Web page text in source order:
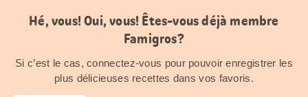
Hé, vous! Oui, vous! Êtes-vous déjà membre
Famigros?
Si c’est le cas, connectez-vous pour pouvoir enregistrer les
plus délicieuses recettes dans vos favoris.